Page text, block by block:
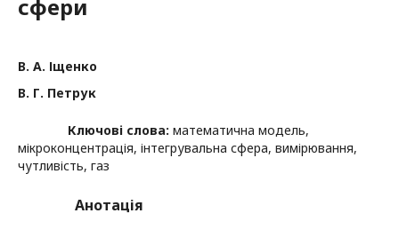
сфери
В. А. Іщенко
В. Г. Петрук
Ключові слова: математична модель,
мікроконцентрація, інтегрувальна сфера, вимірювання,
чутливість, газ
Анотація